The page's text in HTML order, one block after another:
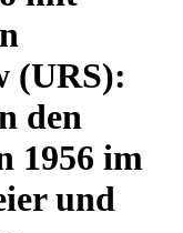
(URS):
den
1956 im
und